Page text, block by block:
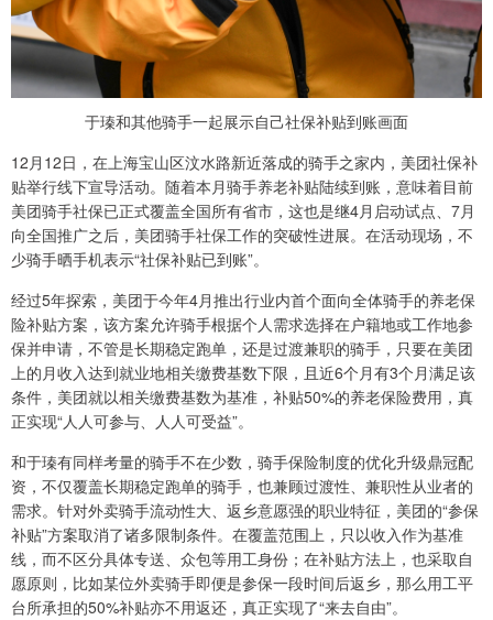
于瑧和其他骑手一起展示自己社保补贴到账画面
12月12日，在上海宝山区汶水路新近落成的骑手之家内，美团社保补
贴举行线下宣导活动。随着本月骑手养老补贴陆续到账，意味着目前
美团骑手社保已正式覆盖全国所有省市，这也是继4月启动试点、7月
向全国推广之后，美团骑手社保工作的突破性进展。在活动现场，不
少骑手晒手机表示“社保补贴已到账”。
经过5年探索，美团于今年4月推出行业内首个面向全体骑手的养老保
险补贴方案，该方案允许骑手根据个人需求选择在户籍地或工作地参
保并申请，不管是长期稳定跑单，还是过渡兼职的骑手，只要在美团
上的月收入达到就业地相关缴费基数下限，且近6个月有3个月满足该
条件，美团就以相关缴费基数为基准，补贴50%的养老保险费用，真
正实现“人人可参与、人人可受益”。
和于瑧有同样考量的骑手不在少数，骑手保险制度的优化升级鼎冠配
资，不仅覆盖长期稳定跑单的骑手，也兼顾过渡性、兼职性从业者的
需求。针对外卖骑手流动性大、返乡意愿强的职业特征，美团的“参保
补贴”方案取消了诸多限制条件。在覆盖范围上，只以收入作为基准
线，而不区分具体专送、众包等用工身份；在补贴方法上，也采取自
愿原则，比如某位外卖骑手即便是参保一段时间后返乡，那么用工平
台所承担的50%补贴亦不用返还，真正实现了“来去自由”。